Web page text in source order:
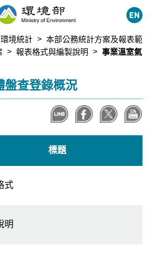
環境統計
本部公務統計方案及報表範
報表格式與編製說明
事業溫室氣
盤查登錄概況
標題
式
明